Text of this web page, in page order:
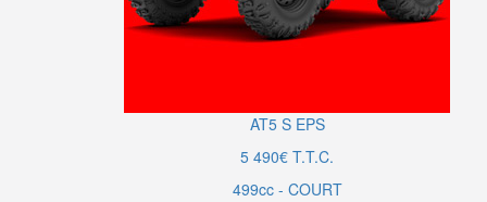
AT5 S EPS
5 490€ T.T.C.
499cc - COURT